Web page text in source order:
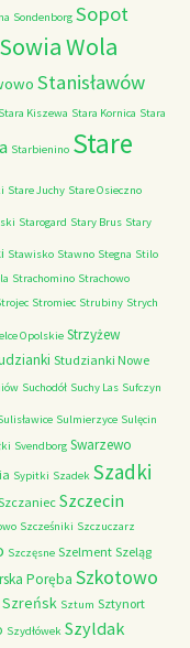
Sondenborg Sopot
Sowia Wola
Stanisławów
Stara Kiszewa Stara Kornica Stara
Starbienino Stare
Stare Juchy Stare Osieczno
Starogard Stary Brus Stary
Stawisko Stawno Stegna Stilo
Strachomino Strachowo
Stromiec Strubiny Strych
Opolskie Strzyżew
Studzianki Nowe
Suchodół Suchy Las Sufczyn
Sulmierzyce Sulęcin
Svendborg Swarzewo
Sypitki Szadek Szadki
Szczecin
Szcześniki Szczuczarz
Szczęsne Szelment Szeląg
Poręba Szkotowo
Szreńsk Sztum Sztynort
Szydłówek Szyldak